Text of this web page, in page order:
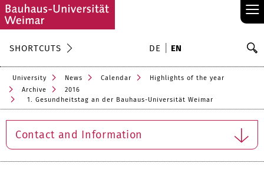
≡
SHORTCUTS DE EN
University News Calendar
Highlights of the year
Archive
2016
1. Gesundheitstag an der Bauhaus-Universität Weimar
Contact and Information